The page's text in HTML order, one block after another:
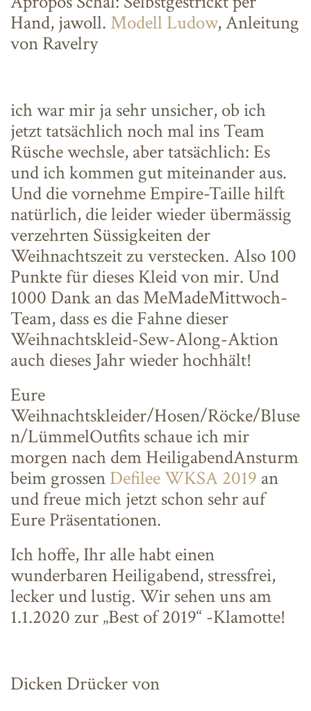
Hand, jawoll. Modell Ludow, Anleitung
von Ravelry
ich war mir ja sehr unsicher, ob ich
jetzt tatsächlich noch mal ins Team
Rüsche wechsle, aber tatsächlich: Es
und ich kommen gut miteinander aus.
Und die vornehme Empire-Taille hilft
natürlich, die leider wieder übermässig
verzehrten Süssigkeiten der
Weihnachtszeit zu verstecken. Also 100
Punkte für dieses Kleid von mir. Und
1000 Dank an das MeMadeMittwoch-
Team, dass es die Fahne dieser
Weihnachtskleid-Sew-Along-Aktion
auch dieses Jahr wieder hochhält!
Eure
Weihnachtskleider/Hosen/Röcke/Bluse
n/LümmelOutfits schaue ich mir
morgen nach dem HeiligabendAnsturm
beim grossen Defilee WKSA 2019 an
und freue mich jetzt schon sehr auf
Eure Präsentationen.
Ich hoffe, Ihr alle habt einen
wunderbaren Heiligabend, stressfrei,
lecker und lustig. Wir sehen uns am
1.1.2020 zur „Best of 2019“ -Klamotte!
Dicken Drücker von